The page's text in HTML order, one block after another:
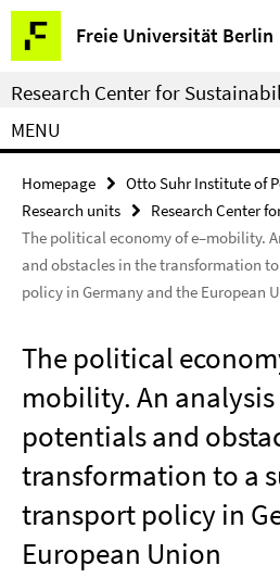
Springe
direkt
zu
Inhalt
Freie Universität Berlin
Service
Navigation
Research Center for
MENU
Homepage
Otto Suhr Institute of
Research units
Research Center
The political economy of e–mobility.
and obstacles in the transformation
policy in Germany and the European
The political
mobility. An
potentials and
transformation to a
transport policy in
European Union